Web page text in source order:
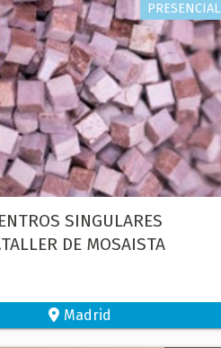
SINGULARES
DE MOSAISTA
Madrid
PRESENCIAL